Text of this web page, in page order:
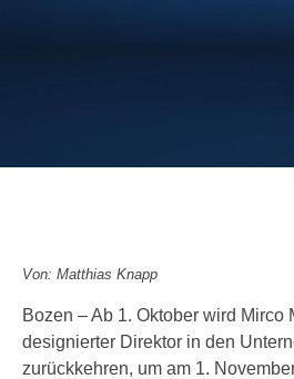
Von: Matthias Knapp
Bozen – Ab 1. Oktober wird Mirco
designierter Direktor in den
zurückkehren, um am 1.